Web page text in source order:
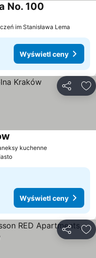
No. 100
im Stanisława Lema
Wyświetl ceny
kuchenne
Wyświetl ceny